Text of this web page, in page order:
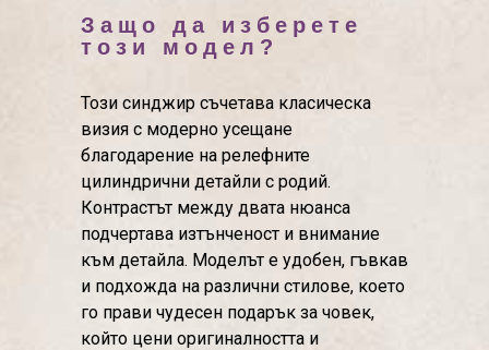
Защо да изберете
този модел?
Този синджир съчетава класическа
визия с модерно усещане
благодарение на релефните
цилиндрични детайли с родий.
Контрастът между двата нюанса
подчертава изтънченост и внимание
към детайла. Моделът е удобен, гъвкав
и подхожда на различни стилове, което
го прави чудесен подарък за човек,
който цени оригиналността и